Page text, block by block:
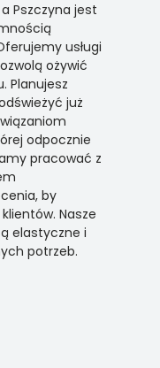
Pszczyna jest
usługi
ożywić
Planujesz
już
odpocznie
pracować z
by
Nasze
elastyczne i
potrzeb.